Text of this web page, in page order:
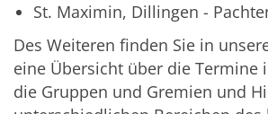
St. Maximin, Dillingen -
Des Weiteren finden Sie in
eine Übersicht über die Termine
die Gruppen und Gremien und